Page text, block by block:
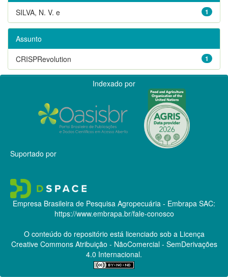
1
SILVA, N. V. e
Assunto
1
CRISPRevolution
Indexado por
Suportado por
Empresa Brasileira de Pesquisa Agropecuária - Embrapa SAC:
https://www.embrapa.br/fale-conosco
O conteúdo do repositório está licenciado sob a Licença
Creative CommonsAtribuição - NãoComercial - SemDerivações
4.0 Internacional.